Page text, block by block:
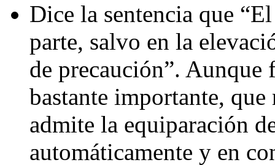
Dice la sentencia que
parte, salvo en la
de precaución”. Aunque
bastante importante,
admite la equiparación
automáticamente y en